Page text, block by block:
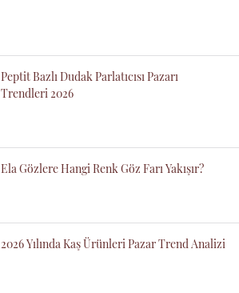
Peptit Bazlı Dudak Parlatıcısı Pazarı
Trendleri 2026
Ela Gözlere Hangi Renk Göz Farı Yakışır?
2026 Yılında Kaş Ürünleri Pazar Trend Analizi